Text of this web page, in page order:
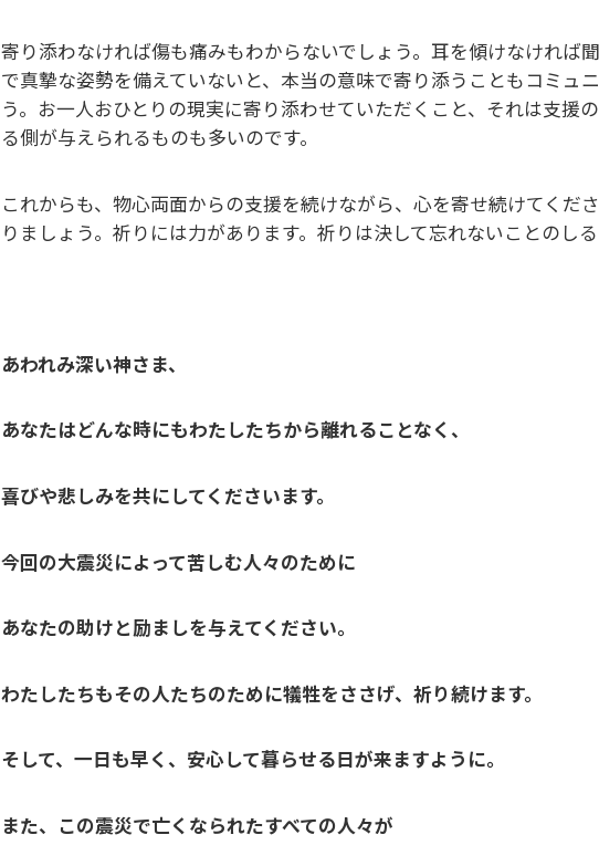
寄り添わなければ傷も痛みもわからないでしょう。耳を傾けなければ
で真摯な姿勢を備えていないと、本当の意味で寄り添うこともコミュ
う。お一人おひとりの現実に寄り添わせていただくこと、それは支援
る側が与えられるものも多いのです。
これからも、物心両面からの支援を続けながら、心を寄せ続けてくだ
りましょう。祈りには力があります。祈りは決して忘れないことのしる
あわれみ深い神さま、
あなたはどんな時にもわたしたちから離れることなく、
喜びや悲しみを共にしてくださいます。
今回の大震災によって苦しむ人々のために
あなたの助けと励ましを与えてください。
わたしたちもその人たちのために犠牲をささげ、祈り続けます。
そして、一日も早く、安心して暮らせる日が来ますように。
また、この震災で亡くなられたすべての人々が